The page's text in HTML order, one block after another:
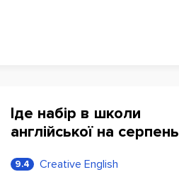
Іде набір в школи
англійської на серпень
9.4 Creative English